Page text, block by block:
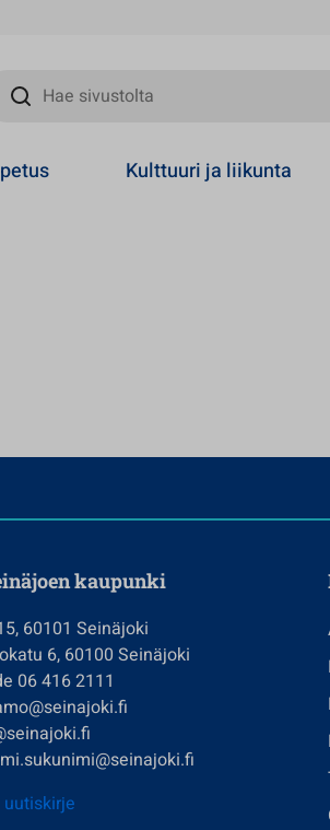
sivustolta
Kulttuuri ja liikunta
kaupunki
60101 Seinäjoki
6, 60100 Seinäjoki
06 416 2111